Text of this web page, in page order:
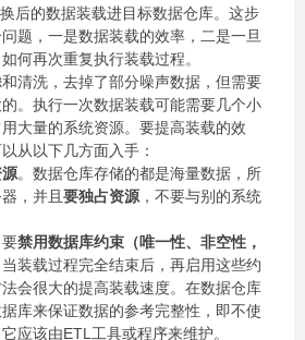
后的数据装载进目标数据仓库。这步
题，一是数据装载的效率，二是一旦
何再次重复执行装载过程。
清洗，去掉了部分噪声数据，但需要
。执行一次数据装载可能需要几个小
大量的系统资源。要提高装载的效
从以下几方面入手：
。数据仓库存储的都是海量数据，所
，并且 要独占资源 ，不要与别的系统
禁用数据库约束（唯一性、非空性，
当装载过程完全结束后，再启用这些约
会很大的提高装载速度。在数据仓库
库来保证数据的参考完整性，即不使
应该由ETL工具或程序来维护。